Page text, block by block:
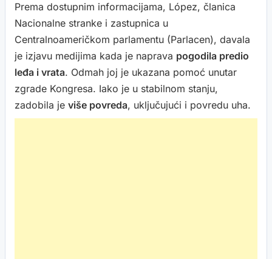
Prema dostupnim informacijama, López, članica
Nacionalne stranke i zastupnica u
Centralnoameričkom parlamentu (Parlacen), davala
je izjavu medijima kada je naprava pogodila predio
leđa i vrata. Odmah joj je ukazana pomoć unutar
zgrade Kongresa. Iako je u stabilnom stanju,
zadobila je više povreda, uključujući i povredu uha.